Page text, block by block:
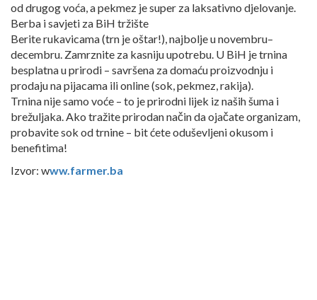
od drugog voća, a pekmez je super za laksativno djelovanje.
Berba i savjeti za BiH tržište
Berite rukavicama (trn je oštar!), najbolje u novembru–
decembru. Zamrznite za kasniju upotrebu. U BiH je trnina
besplatna u prirodi – savršena za domaću proizvodnju i
prodaju na pijacama ili online (sok, pekmez, rakija).
Trnina nije samo voće – to je prirodni lijek iz naših šuma i
brežuljaka. Ako tražite prirodan način da ojačate organizam,
probavite sok od trnine – bit ćete oduševljeni okusom i
benefitima!
Izvor: www.farmer.ba